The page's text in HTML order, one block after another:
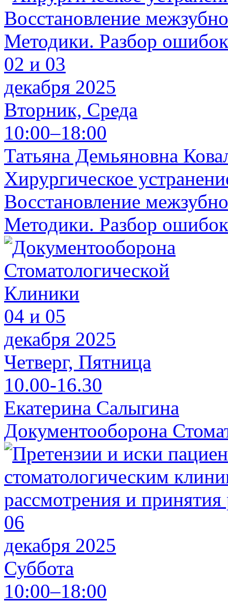
02 и 03
декабря 2025
Вторник, Среда
10:00–18:00
Татьяна Демьяновна
Хирургическое
Восстановление
Методики. Разбор
04 и 05
декабря 2025
Четверг, Пятница
10.00-16.30
Екатерина Салыгина
Документооборона
06
декабря 2025
Суббота
10:00–18:00